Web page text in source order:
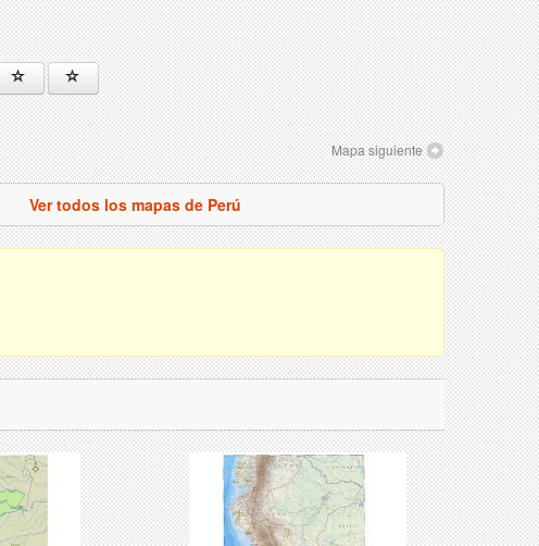
Mapa siguiente
Ver todos los mapas de Perú